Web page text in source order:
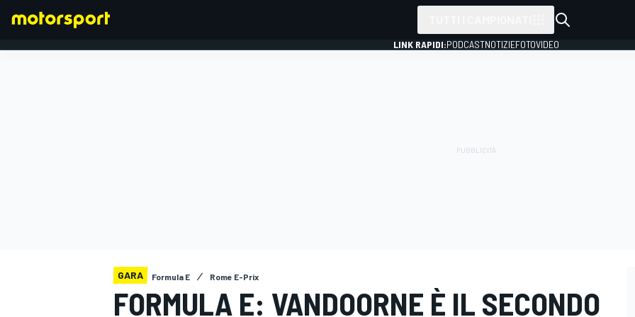
LINK RAPIDI:PODCASTNOTIZIEFOTOVIDEO
GARA Formula E Rome E-Prix
FORMULA E: VANDOORNE È IL SECONDO